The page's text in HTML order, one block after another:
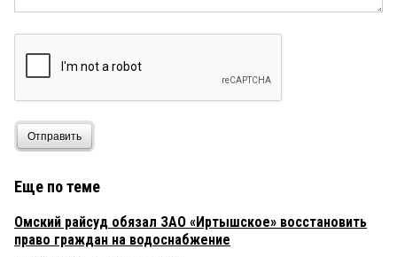
Отправить
Еще по теме
Омский райсуд обязал ЗАО «Иртышское» восстановить
право граждан на водоснабжение